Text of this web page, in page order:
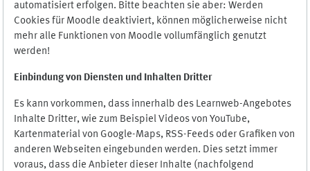
automatisiert erfolgen. Bitte beachten sie aber: Werden
Cookies für Moodle deaktiviert, können möglicherweise nicht
mehr alle Funktionen von Moodle vollumfänglich genutzt
werden!
Einbindung von Diensten und Inhalten Dritter
Es kann vorkommen, dass innerhalb des Learnweb-Angebotes
Inhalte Dritter, wie zum Beispiel Videos von YouTube,
Kartenmaterial von Google-Maps, RSS-Feeds oder Grafiken von
anderen Webseiten eingebunden werden. Dies setzt immer
voraus, dass die Anbieter dieser Inhalte (nachfolgend